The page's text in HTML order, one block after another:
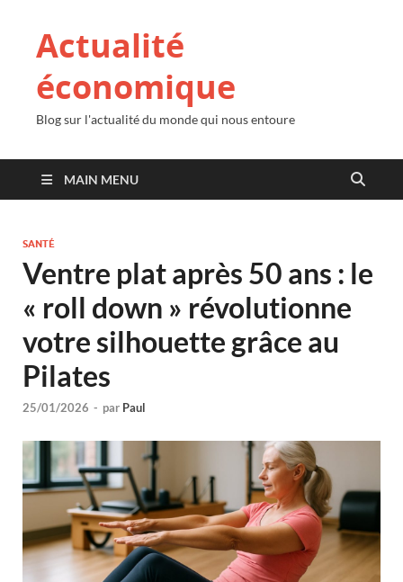
Actualité
économique
Blog sur l'actualité du monde qui nous entoure
MAIN MENU
SANTÉ
Ventre plat après 50 ans : le
« roll down » révolutionne
votre silhouette grâce au
Pilates
25/01/2026 - par Paul